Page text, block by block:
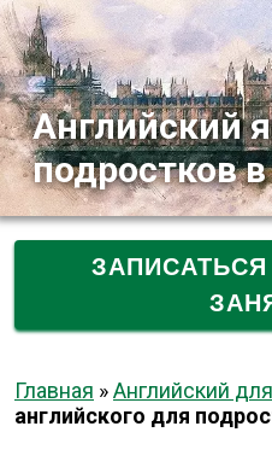
Английский
подростков
Главная »Английский
английского для